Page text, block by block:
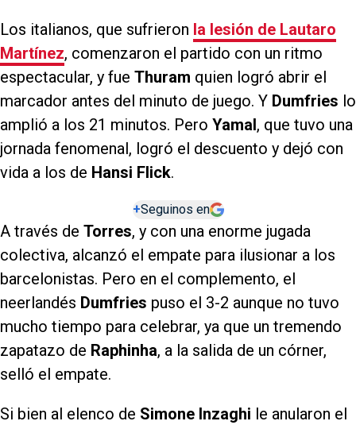
Los italianos, que sufrieron la lesión de Lautaro
Martínez, comenzaron el partido con un ritmo
espectacular, y fue Thuram quien logró abrir el
marcador antes del minuto de juego. Y Dumfries lo
amplió a los 21 minutos. Pero Yamal, que tuvo una
jornada fenomenal, logró el descuento y dejó con
vida a los de Hansi Flick.
+Seguinos en
A través de Torres, y con una enorme jugada
colectiva, alcanzó el empate para ilusionar a los
barcelonistas. Pero en el complemento, el
neerlandés Dumfries puso el 3-2 aunque no tuvo
mucho tiempo para celebrar, ya que un tremendo
zapatazo de Raphinha, a la salida de un córner,
selló el empate.
Si bien al elenco de Simone Inzaghi le anularon el